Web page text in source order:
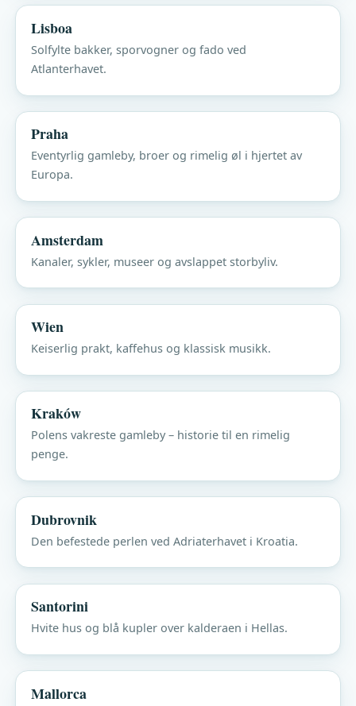
Lisboa
Solfylte bakker, sporvogner og fado ved
Atlanterhavet.
Praha
Eventyrlig gamleby, broer og rimelig øl i hjertet av
Europa.
Amsterdam
Kanaler, sykler, museer og avslappet storbyliv.
Wien
Keiserlig prakt, kaffehus og klassisk musikk.
Kraków
Polens vakreste gamleby – historie til en rimelig
penge.
Dubrovnik
Den befestede perlen ved Adriaterhavet i Kroatia.
Santorini
Hvite hus og blå kupler over kalderaen i Hellas.
Mallorca